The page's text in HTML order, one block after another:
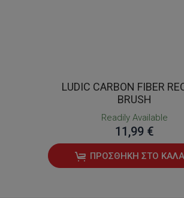
LUDIC CARBON FIBER
BRUSH
Readily Available
11,99 €
ΠΡΟΣΘΉΚΗ ΣΤΟ